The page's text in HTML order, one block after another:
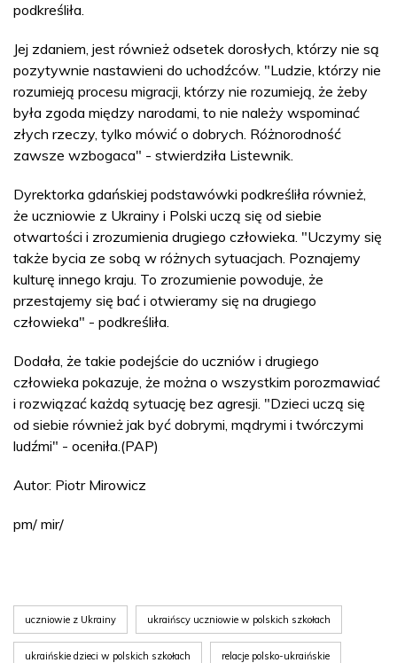
podkreśliła.
Jej zdaniem, jest również odsetek dorosłych, którzy nie są
pozytywnie nastawieni do uchodźców. "Ludzie, którzy nie
rozumieją procesu migracji, którzy nie rozumieją, że żeby
była zgoda między narodami, to nie należy wspominać
złych rzeczy, tylko mówić o dobrych. Różnorodność
zawsze wzbogaca" - stwierdziła Listewnik.
Dyrektorka gdańskiej podstawówki podkreśliła również,
że uczniowie z Ukrainy i Polski uczą się od siebie
otwartości i zrozumienia drugiego człowieka. "Uczymy się
także bycia ze sobą w różnych sytuacjach. Poznajemy
kulturę innego kraju. To zrozumienie powoduje, że
przestajemy się bać i otwieramy się na drugiego
człowieka" - podkreśliła.
Dodała, że takie podejście do uczniów i drugiego
człowieka pokazuje, że można o wszystkim porozmawiać
i rozwiązać każdą sytuację bez agresji. "Dzieci uczą się
od siebie również jak być dobrymi, mądrymi i twórczymi
ludźmi" - oceniła.(PAP)
Autor: Piotr Mirowicz
pm/ mir/
uczniowie z Ukrainy ukraińscy uczniowie w polskich szkołach
ukraińskie dzieci w polskich szkołach relacje polsko-ukraińskie